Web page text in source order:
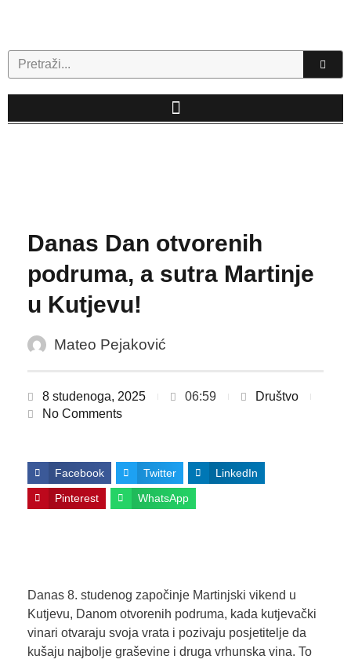
Search
Danas Dan otvorenih
podruma, a sutra Martinje
u Kutjevu!
Mateo Pejaković
8 studenoga, 2025 06:59
Društvo
No Comments
Facebook Twitter LinkedIn
Pinterest WhatsApp
Danas 8. studenog započinje Martinjski vikend u
Kutjevu, Danom otvorenih podruma, kada kutjevački
vinari otvaraju svoja vrata i pozivaju posjetitelje da
kušaju najbolje graševine i druga vrhunska vina. To